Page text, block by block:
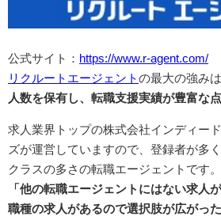
公式サイト： https://www.r-agent.com/
リクルートエージェント の最大の強みは
人数を保有し、転職支援実績が豊富な点
求人業界トップの株式会社インディー
ズが運営していますので、登録者が多
クラスの多さの転職エージェントです。
「他の転職エージェントにはない求人
職種の求人があるので選択肢が広がっ